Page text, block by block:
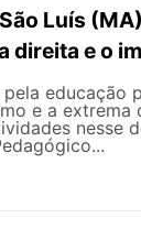
Luís
direita e o
educação
e a extrema
nesse